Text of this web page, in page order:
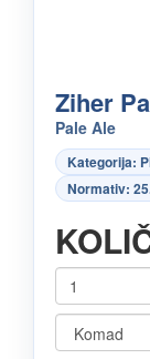
Ziher
Pale Ale
Kategorija:
Normativ: